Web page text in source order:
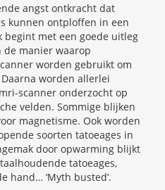
angst ontkracht dat
kunnen ontploffen in een
begint met een goede uitleg
de manier waarop
worden gebruikt om
worden allerlei
scanner onderzocht op
velden. Sommige blijken
magnetisme. Ook worden
soorten tatoeages in
door opwarming blijkt
tatoeages,
hand… ‘Myth busted’.